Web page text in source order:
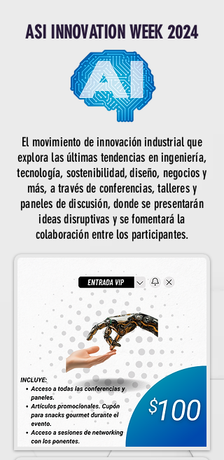
ASI INNOVATION WEEK 2024
El movimiento de innovación industrial que
explora las últimas tendencias en ingeniería,
tecnología, sostenibilidad, diseño, negocios y
más, a través de conferencias, talleres y
paneles de discusión, donde se presentarán
ideas disruptivas y se fomentará la
colaboración entre los participantes.